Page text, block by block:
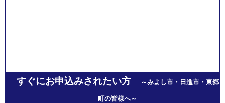
すぐにお申込みされたい方 ～みよし市・日進市・東郷
町の皆様へ～